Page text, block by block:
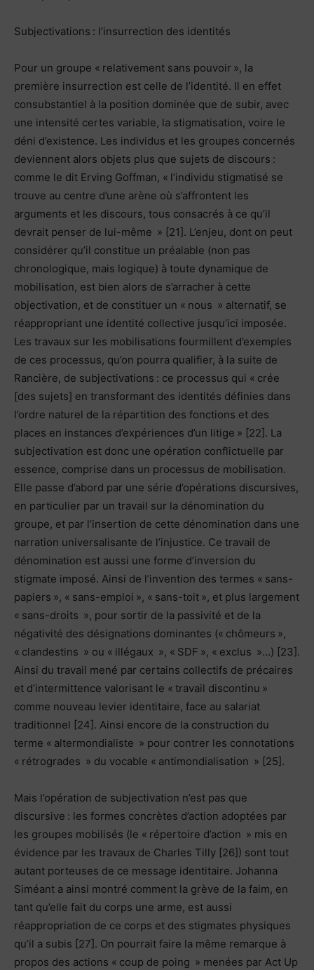
Subjectivations : l’insurrection des identités
Pour un groupe « relativement sans pouvoir », la
première insurrection est celle de l’identité. Il en effet
consubstantiel à la position dominée que de subir, avec
une intensité certes variable, la stigmatisation, voire le
déni d’existence. Les individus et les groupes concernés
deviennent alors objets plus que sujets de discours :
comme le dit Erving Goffman, « l’individu stigmatisé se
trouve au centre d’une arène où s’affrontent les
arguments et les discours, tous consacrés à ce qu’il
devrait penser de lui-même » [21]. L’enjeu, dont on peut
considérer qu’il constitue un préalable (non pas
chronologique, mais logique) à toute dynamique de
mobilisation, est bien alors de s’arracher à cette
objectivation, et de constituer un « nous » alternatif, se
réappropriant une identité collective jusqu’ici imposée.
Les travaux sur les mobilisations fourmillent d’exemples
de ces processus, qu’on pourra qualifier, à la suite de
Rancière, de subjectivations : ce processus qui « crée
[des sujets] en transformant des identités définies dans
l’ordre naturel de la répartition des fonctions et des
places en instances d’expériences d’un litige » [22]. La
subjectivation est donc une opération conflictuelle par
essence, comprise dans un processus de mobilisation.
Elle passe d’abord par une série d’opérations discursives,
en particulier par un travail sur la dénomination du
groupe, et par l’insertion de cette dénomination dans une
narration universalisante de l’injustice. Ce travail de
dénomination est aussi une forme d’inversion du
stigmate imposé. Ainsi de l’invention des termes « sans-
papiers », « sans-emploi », « sans-toit », et plus largement
« sans-droits », pour sortir de la passivité et de la
négativité des désignations dominantes (« chômeurs »,
« clandestins » ou « illégaux », « SDF », « exclus »…) [23].
Ainsi du travail mené par certains collectifs de précaires
et d’intermittence valorisant le « travail discontinu »
comme nouveau levier identitaire, face au salariat
traditionnel [24]. Ainsi encore de la construction du
terme « altermondialiste » pour contrer les connotations
« rétrogrades » du vocable « antimondialisation » [25].
Mais l’opération de subjectivation n’est pas que
discursive : les formes concrètes d’action adoptées par
les groupes mobilisés (le « répertoire d’action » mis en
évidence par les travaux de Charles Tilly [26]) sont tout
autant porteuses de ce message identitaire. Johanna
Siméant a ainsi montré comment la grève de la faim, en
tant qu’elle fait du corps une arme, est aussi
réappropriation de ce corps et des stigmates physiques
qu’il a subis [27]. On pourrait faire la même remarque à
propos des actions « coup de poing » menées par Act Up